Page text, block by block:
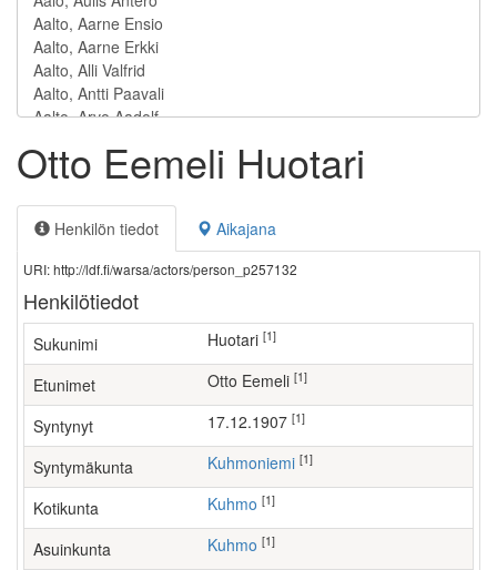
Otto Eemeli Huotari
Henkilön tiedot Aikajana
URI: http://ldf.fi/warsa/actors/person_p257132
Henkilötiedot
Sukunimi Huotari [1]
Etunimet Otto Eemeli [1]
Syntynyt 17.12.1907 [1]
Syntymäkunta Kuhmoniemi [1]
Kotikunta Kuhmo [1]
Asuinkunta Kuhmo [1]